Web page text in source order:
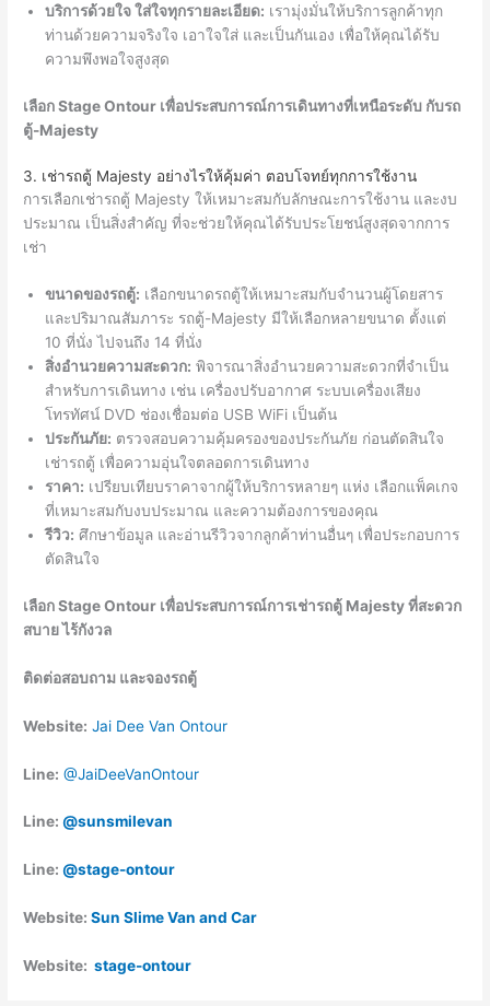
บริการด้วยใจ ใส่ใจทุกรายละเอียด: เรามุ่งมั่นให้บริการลูกค้าทุก
ท่านด้วยความจริงใจ เอาใจใส่ และเป็นกันเอง เพื่อให้คุณได้รับ
ความพึงพอใจสูงสุด
เลือก Stage Ontour เพื่อประสบการณ์การเดินทางที่เหนือระดับ กับรถ
ตู้-Majesty
3. เช่ารถตู้ Majesty อย่างไรให้คุ้มค่า ตอบโจทย์ทุกการใช้งาน
การเลือกเช่ารถตู้ Majesty ให้เหมาะสมกับลักษณะการใช้งาน และงบ
ประมาณ เป็นสิ่งสำคัญ ที่จะช่วยให้คุณได้รับประโยชน์สูงสุดจากการ
เช่า
ขนาดของรถตู้: เลือกขนาดรถตู้ให้เหมาะสมกับจำนวนผู้โดยสาร
และปริมาณสัมภาระ รถตู้-Majesty มีให้เลือกหลายขนาด ตั้งแต่
10 ที่นั่ง ไปจนถึง 14 ที่นั่ง
สิ่งอำนวยความสะดวก: พิจารณาสิ่งอำนวยความสะดวกที่จำเป็น
สำหรับการเดินทาง เช่น เครื่องปรับอากาศ ระบบเครื่องเสียง
โทรทัศน์ DVD ช่องเชื่อมต่อ USB WiFi เป็นต้น
ประกันภัย: ตรวจสอบความคุ้มครองของประกันภัย ก่อนตัดสินใจ
เช่ารถตู้ เพื่อความอุ่นใจตลอดการเดินทาง
ราคา: เปรียบเทียบราคาจากผู้ให้บริการหลายๆ แห่ง เลือกแพ็คเกจ
ที่เหมาะสมกับงบประมาณ และความต้องการของคุณ
รีวิว: ศึกษาข้อมูล และอ่านรีวิวจากลูกค้าท่านอื่นๆ เพื่อประกอบการ
ตัดสินใจ
เลือก Stage Ontour เพื่อประสบการณ์การเช่ารถตู้ Majesty ที่สะดวก
สบาย ไร้กังวล
ติดต่อสอบถาม และจองรถตู้
Website: Jai Dee Van Ontour
Line: @JaiDeeVanOntour
Line:@sunsmilevan
Line:@stage-ontour
Website:Sun Slime Van and Car
Website:stage-ontour